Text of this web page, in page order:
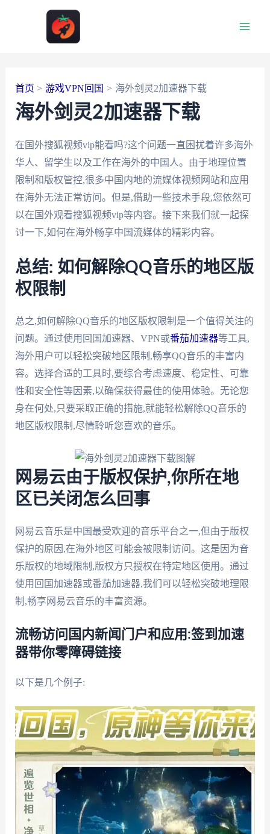
首页 游戏VPN回国 海外剑灵2加速器下载
海外剑灵2加速器下载
在国外搜狐视频vip能看吗?这个问题一直困扰着许多海外
华人、留学生以及工作在海外的中国人。由于地理位置
限制和版权管控,很多中国内地的流媒体视频网站和应用
在海外无法正常访问。但是,借助一些技术手段,您依然可
以在国外观看搜狐视频vip等内容。接下来我们就一起探
讨一下,如何在海外畅享中国流媒体的精彩内容。
总结: 如何解除QQ音乐的地区版
权限制
总之,如何解除QQ音乐的地区版权限制是一个值得关注的
问题。通过使用回国加速器、VPN或番茄加速器等工具,
海外用户可以轻松突破地区限制,畅享QQ音乐的丰富内
容。选择合适的工具时,要综合考虑速度、稳定性、可靠
性和安全性等因素,以确保获得最佳的使用体验。无论您
身在何处,只要采取正确的措施,就能轻松解除QQ音乐的
地区版权限制,尽情聆听您喜欢的音乐。
网易云由于版权保护,你所在地
区已关闭怎么回事
网易云音乐是中国最受欢迎的音乐平台之一,但由于版权
保护的原因,在海外地区可能会被限制访问。这是因为音
乐版权的地域限制,版权方只授权在特定地区使用。通过
使用回国加速器或番茄加速器,我们可以轻松突破地理限
制,畅享网易云音乐的丰富资源。
流畅访问国内新闻门户和应用:签到加速
器带你零障碍链接
以下是几个例子: